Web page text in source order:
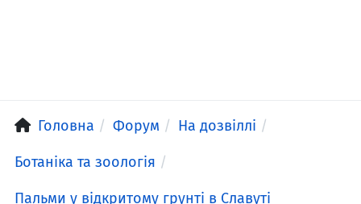
Головна Форум На дозвіллі
Ботаніка та зоологія
Пальми у відкритому грунті в Славуті